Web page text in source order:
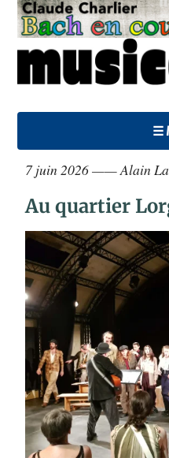
☰
7 juin 2026 —— Alain
Au quartier